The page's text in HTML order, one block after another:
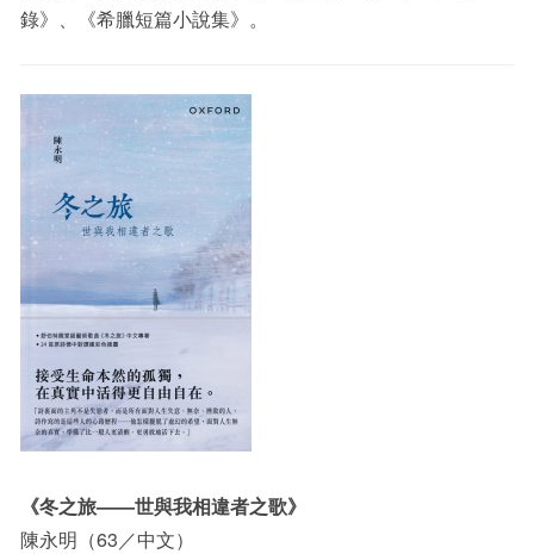
錄》、《希臘短篇小說集》。
《冬之旅——世與我相違者之歌》
陳永明（63／中文）